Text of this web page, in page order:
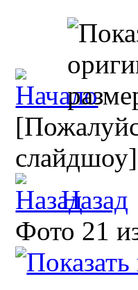
слайдшоу]
Назад
Фото 21